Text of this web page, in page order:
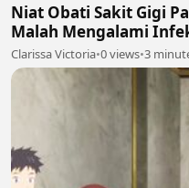
Niat Obati Sakit Gigi
Malah Mengalami
dan Otak! 🚨⚠️
Clarissa Victoria•0 views•3